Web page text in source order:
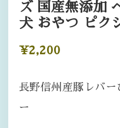
ズ 国産無添加
犬 おやつ ピク
¥2,200
長野信州産豚レバ
ー